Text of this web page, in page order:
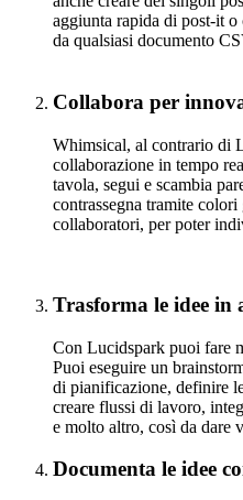
aggiunta rapida di post-it
da qualsiasi documento
Collabora per
Whimsical, al contrario di
collaborazione in tempo
tavola, segui e scambia
contrassegna tramite
collaboratori, per poter
Trasforma le idee in
Con Lucidspark puoi fare
Puoi eseguire un
di pianificazione, definire
creare flussi di lavoro,
e molto altro, così da dare
Documenta le idee